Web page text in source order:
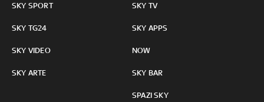
SKY SPORT
SKY TG24
SKY VIDEO
SKY ARTE
SKY TV
SKY APPS
NOW
SKY BAR
SPAZI SKY